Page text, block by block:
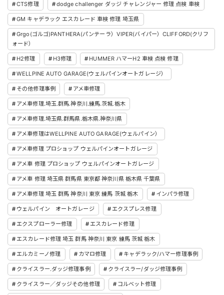
CTS修理 dodge challenger ダッジ チャレンジャー 修理 点検 車検
GM キャデラック エスカレード 車検 修理 埼玉県
Grgo(ゴルゴ)PANTHERA(パンテーラ）VIPER(バイパー）CLIFFORD(クリフ
ォード）
H2修理 H3修理 HUMMER ハマーH2 車検 点検 修理
WELLPINE AUTO GARAGE(ウェルパインオートガレージ）
その他修理事例 アメ車修理
アメ車修理.埼玉.群馬.神奈川.練馬.茨城.栃木
アメ車修理.埼玉県.群馬県.栃木県.神奈川県
アメ車修理はWELLPINE AUTO GARAGE(ウェルパイン）
アメ車修理 プロショップ ウェルパインオートガレージ
アメ車 修理 プロショップ ウェルパインオートガレージ
アメ車 修理 埼玉県 群馬県 東京都 神奈川県 栃木県 千葉県
アメ車修理 埼玉 群馬 神奈川 東京 練馬 茨城 栃木 インパラ修理
ウェルパイン オートガレージ エクスプレス修理
エクスプローラー修理 エスカレード修理
エスカレード修理 埼玉 群馬 神奈川 東京 練馬 茨城 栃木
エルカミーノ修理 カマロ修理 キャデラック/ハマー修理事例
クライスラー.ダッジ修理事例 クライスラー/ダッジ修理事例
クライスラー／ダッジその他修理 コルベット修理